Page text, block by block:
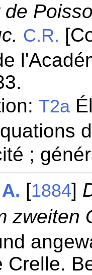
C.R.
T2a
;
[1884]
zweiten
Crelle.